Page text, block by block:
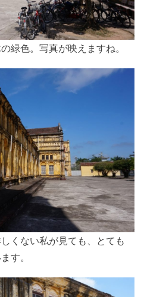
緑色。写真が映えますね。
くない私が見ても、とても
す。